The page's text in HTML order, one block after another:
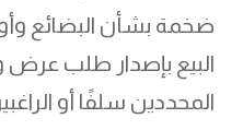
ضخمة بشأن البضائع
البيع بإصدار طلب عرض
المحددين سلفًا أو